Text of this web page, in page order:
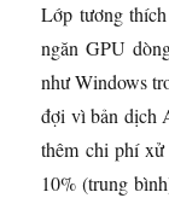
Lớp tương
ngăn GPU
như Windows
đợi vì bản dịch
thêm chi phí
10% (trung